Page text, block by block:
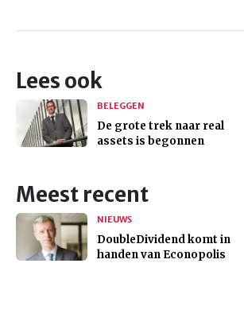
Lees ook
BELEGGEN
De grote trek naar real
assets is begonnen
Meest recent
NIEUWS
DoubleDividend komt in
handen van Econopolis